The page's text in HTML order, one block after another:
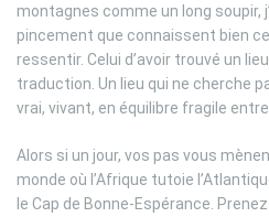
montagnes comme un long soupir,
pincement que connaissent bien
ressentir. Celui d’avoir trouvé un
traduction. Un lieu qui ne cherche
vrai, vivant, en équilibre fragile
Alors si un jour, vos pas vous
monde où l’Afrique tutoie
le Cap de Bonne-Espérance.